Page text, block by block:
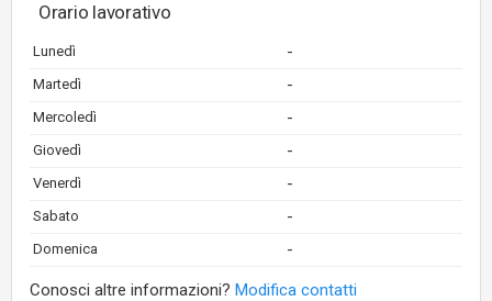
Orario lavorativo
Lunedì -
Martedì -
Mercoledì -
Giovedì -
Venerdì -
Sabato -
Domenica -
Conosci altre informazioni? Modifica contatti